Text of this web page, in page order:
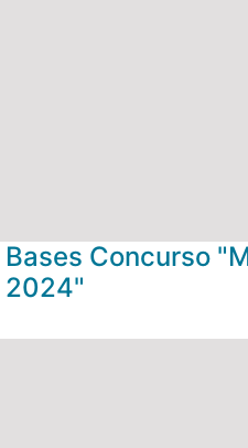
Bases Concurso
2024"